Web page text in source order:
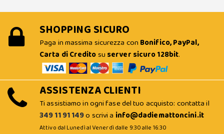
SHOPPING SICURO
Paga in massima sicurezza con Bonifico, PayPal,
Carta di Creditosu server sicuro 128bit.
ASSISTENZA CLIENTI
Ti assistiamo in ogni fase del tuo acquisto: contatta il
349 11 91 149o scrivi a info@dadiemattoncini.it
Attivo dal Lunedì al Venerdì dalle 9:30 alle 16:30